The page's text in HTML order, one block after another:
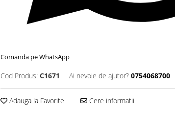
Comanda pe WhatsApp
Cod Produs: C1671 Ai nevoie de ajutor? 0754068700
Adauga la Favorite Cere informatii